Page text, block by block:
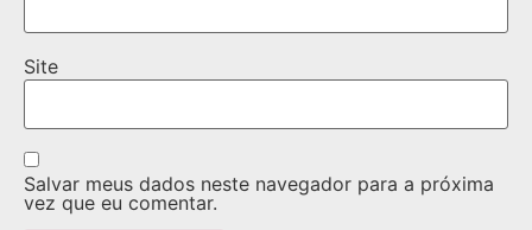
Site
Salvar meus dados neste navegador para a próxima
vez que eu comentar.